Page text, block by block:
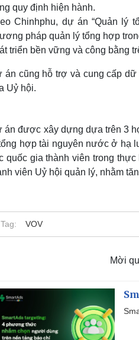
khỏe
dưỡng - món ngon
thuốc
phụ khoa
khoa
đẹp - giảm cân
Nhà
Blog
Tình
chính
quy định hiện hành.
Chinhphu, dự án “Quản lý
pháp quản lý tổng hợp
triển bền vững và công bằng
án cũng hỗ trợ và cung cấp
Uỷ hội.
án được xây dựng dựa trên 3
hợp tài nguyên nước ở hạ
quốc gia thành viên trong
viên Uỷ hội quản lý, nhằm
Tag: VOV
Mời